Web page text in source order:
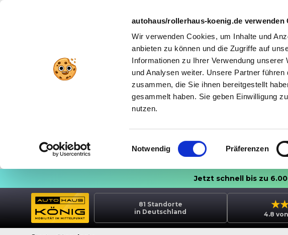
autohaus/rollerhaus-koenig.de verwenden
Wir verwenden Cookies, um Inhalte und
anbieten zu können und die Zugriffe auf
Informationen zu Ihrer Verwendung
und Analysen weiter. Unsere Partner
zusammen, die Sie ihnen bereitgestellt
gesammelt haben. Sie geben Einwilligung
nutzen.
Einwilligungsauswahl
Notwendig Präferenzen
Jetzt schnell bis zu
81 Standorte
in Deutschland
4.8